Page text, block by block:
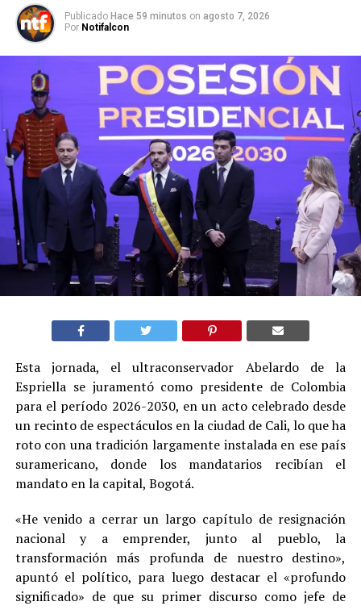
Publicado Hace 59 minutos on agosto 7, 2026
Por Notifalcon
Esta jornada, el ultraconservador Abelardo de la
Espriella se juramentó como presidente de Colombia
para el período 2026-2030, en un acto celebrado desde
un recinto de espectáculos en la ciudad de Cali, lo que ha
roto con una tradición largamente instalada en ese país
suramericano, donde los mandatarios recibían el
mandato en la capital, Bogotá.
«He venido a cerrar un largo capítulo de resignación
nacional y a emprender, junto al pueblo, la
transformación más profunda de nuestro destino»,
apuntó el político, para luego destacar el «profundo
significado» de que su primer discurso como jefe de